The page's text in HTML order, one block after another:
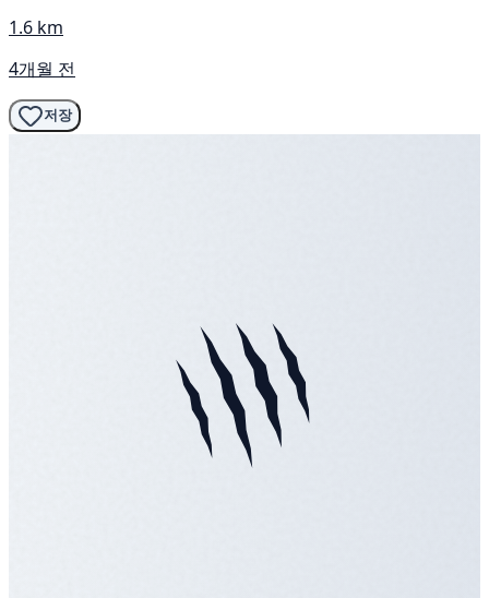
1.6 km
4개월 전
저장